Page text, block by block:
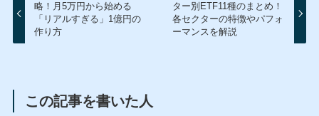
略！月5万円から始める
「リアルすぎる」1億円の
作り方
ター別ETF11種のまとめ！
各セクターの特徴やパフォ
ーマンスを解説
この記事を書いた人